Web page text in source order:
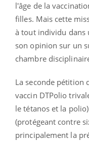
l'âge de la
filles. Mais cette
à tout individu dans
son opinion sur un
chambre
La seconde pétition
vaccin DTPolio
le tétanos et la
(protégeant contre
principalement la